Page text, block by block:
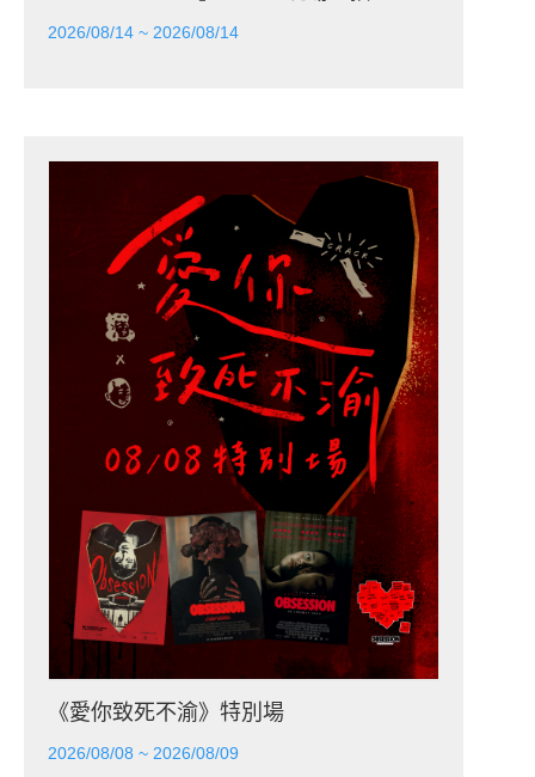
2026/08/14 ~ 2026/08/14
《愛你致死不渝》特別場
2026/08/08 ~ 2026/08/09